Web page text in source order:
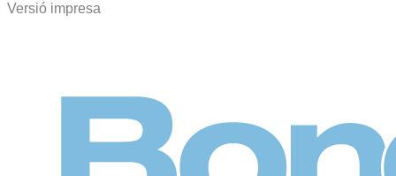
Versió impresa